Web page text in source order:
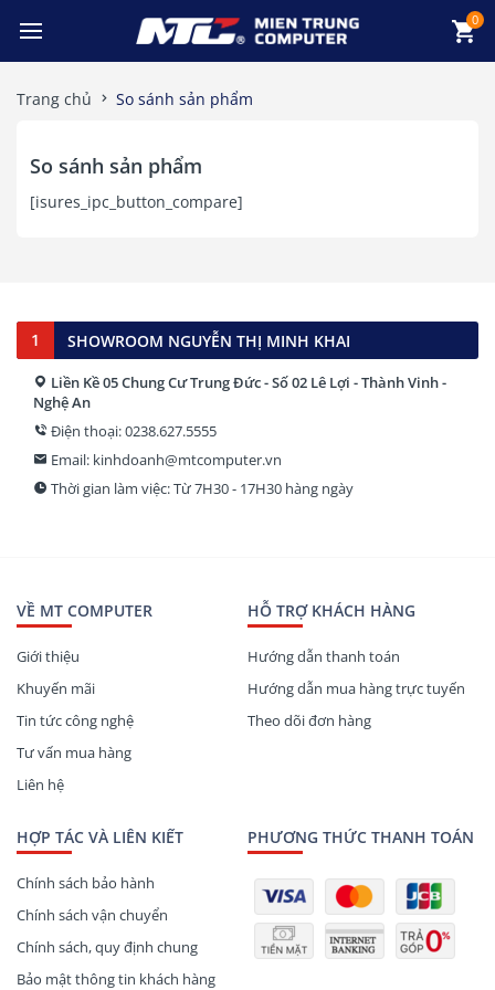
Trang chủ So sánh sản phẩm
So sánh sản phẩm
[isures_ipc_button_compare]
1 SHOWROOM NGUYỄN THỊ MINH KHAI
Liền Kề 05 Chung Cư Trung Đức - Số 02 Lê Lợi - Thành Vinh -
Nghệ An
Điện thoại: 0238.627.5555
Email: kinhdoanh@mtcomputer.vn
Thời gian làm việc: Từ 7H30 - 17H30 hàng ngày
VỀ MT COMPUTER
Giới thiệu
Khuyến mãi
Tin tức công nghệ
Tư vấn mua hàng
Liên hệ
HỖ TRỢ KHÁCH HÀNG
Hướng dẫn thanh toán
Hướng dẫn mua hàng trực tuyến
Theo dõi đơn hàng
HỢP TÁC VÀ LIÊN KIẾT
Chính sách bảo hành
Chính sách vận chuyển
Chính sách, quy định chung
Bảo mật thông tin khách hàng
PHƯƠNG THỨC THANH TOÁN
0